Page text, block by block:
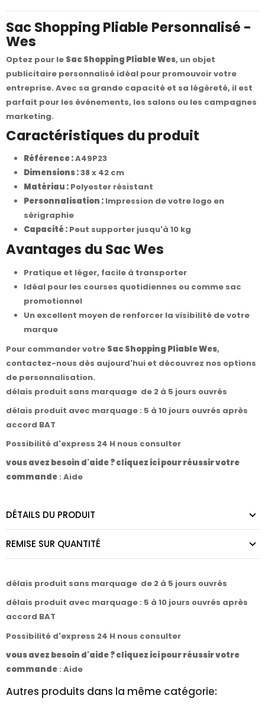
Sac Shopping Pliable Personnalisé -
Wes
Optez pour le Sac Shopping Pliable Wes, un objet
publicitaire personnalisé idéal pour promouvoir votre
entreprise. Avec sa grande capacité et sa légèreté, il est
parfait pour les événements, les salons ou les campagnes
marketing.
Caractéristiques du produit
Référence :A49P23
Dimensions :38 x 42 cm
Matériau : Polyester résistant
Personnalisation : Impression de votre logo en
sérigraphie
Capacité : Peut supporter jusqu'à 10 kg
Avantages du Sac Wes
Pratique et léger, facile à transporter
Idéal pour les courses quotidiennes ou comme sac
promotionnel
Un excellent moyen de renforcer la visibilité de votre
marque
Pour commander votre Sac Shopping Pliable Wes,
contactez-nous dès aujourd'hui et découvrez nos options
de personnalisation.
délais produit sans marquage de 2 à 5 jours ouvrés
délais produit avec marquage : 5 à 10 jours ouvrés après
accord BAT
Possibilité d'express 24 H nous consulter
vous avez besoin d'aide ? cliquez ici pour réussir votre
commande : Aide
DÉTAILS DU PRODUIT
REMISE SUR QUANTITÉ
délais produit sans marquage de 2 à 5 jours ouvrés
délais produit avec marquage : 5 à 10 jours ouvrés après
accord BAT
Possibilité d'express 24 H nous consulter
vous avez besoin d'aide ? cliquez ici pour réussir votre
commande : Aide
Autres produits dans la même catégorie: